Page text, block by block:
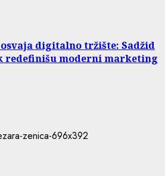
digitalno tržište: Sadžid
redefinišu moderni marketing